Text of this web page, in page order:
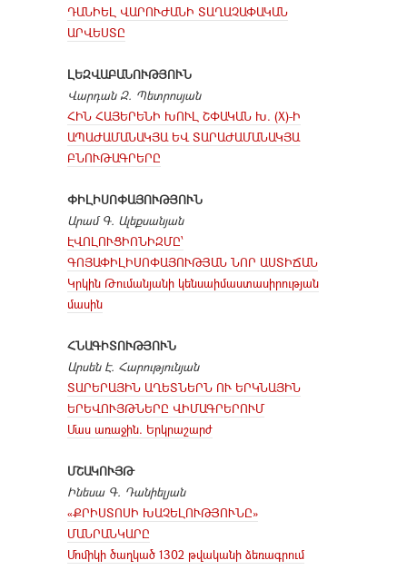
ԴԱՆԻԵԼ ՎԱՐՈՒԺԱՆԻ ՏԱՂԱՉԱՓԱԿԱՆ
ԱՐՎԵՍՏԸ
ԼԵԶՎԱԲԱՆՈՒԹՅՈՒՆ
Վարդան Զ. Պետրոսյան
ՀԻՆ ՀԱՅԵՐԵՆԻ ԽՈՒԼ ՇՓԱԿԱՆ Խ. (X)-Ի
ԱՊԱԺԱՄԱՆԱԿՅԱ ԵՎ ՏԱՐԱԺԱՄԱՆԱԿՅԱ
ԲՆՈՒԹԱԳՐԵՐԸ
ՓԻԼԻՍՈՓԱՅՈՒԹՅՈՒՆ
Արամ Գ. Ալեքսանյան
ԷՎՈԼՈՒՑԻՈՆԻԶՄԸ՝
ԳՈՅԱՓԻԼԻՍՈՓԱՅՈՒԹՅԱՆ ՆՈՐ ԱՍՏԻՃԱՆ
Կրկին Թումանյանի կենսաիմաստասիրության
մասին
ՀՆԱԳԻՏՈՒԹՅՈՒՆ
Արսեն Է. Հարությունյան
ՏԱՐԵՐԱՅԻՆ ԱՂԵՏՆԵՐՆ ՈՒ ԵՐԿՆԱՅԻՆ
ԵՐԵՎՈՒՅԹՆԵՐԸ ՎԻՄԱԳՐԵՐՈՒՄ
Մաս առաջին. Երկրաշարժ
ՄՇԱԿՈՒՅԹ
Ինեսա Գ. Դանիելյան
«ՔՐԻՍՏՈՍԻ ԽԱՉԵԼՈՒԹՅՈՒՆԸ»
ՄԱՆՐԱՆԿԱՐԸ
Մոմիկի ծաղկած 1302 թվականի ձեռագրում